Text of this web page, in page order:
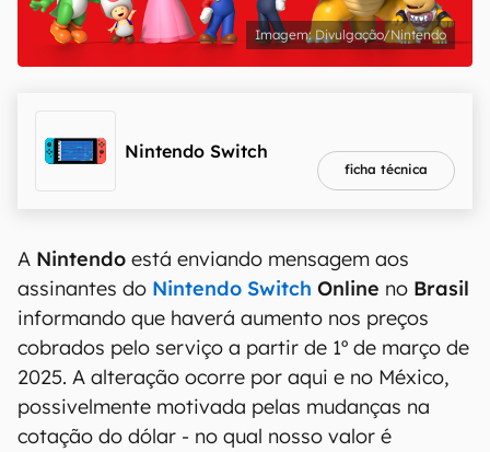
Divulgação/Nintendo
Nintendo Switch
ficha técnica
A Nintendo está enviando mensagem aos
assinantes do Nintendo Switch Online no Brasil
informando que haverá aumento nos preços
cobrados pelo serviço a partir de 1º de março de
2025. A alteração ocorre por aqui e no México,
possivelmente motivada pelas mudanças na
cotação do dólar - no qual nosso valor é